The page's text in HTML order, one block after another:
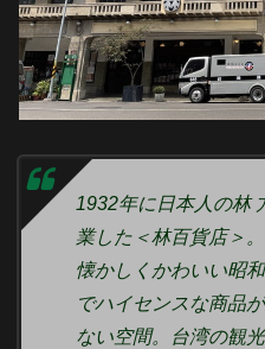
1932年に日本人の林
業した＜林百貨店＞
懐かしくかわいい昭
でハイセンスな商品
ない空間。台湾の観